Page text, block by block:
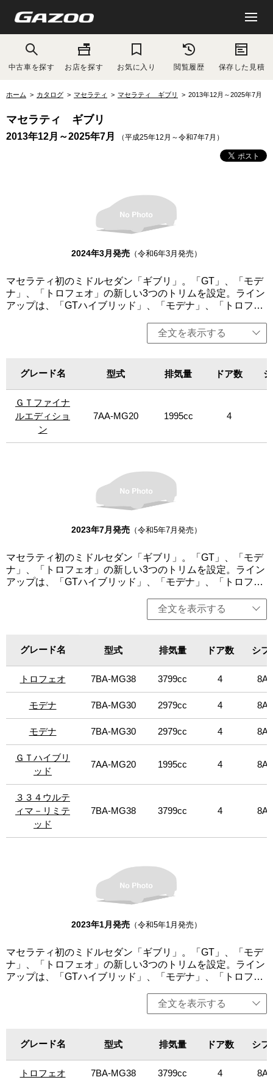
中古車を探す お店を探す お気に入り 閲覧履歴 保存した見積
ホーム カタログ マセラティ マセラティ ギブリ 2013年12月～2025年7月
マセラティ ギブリ
2013年12月～2025年7月 （平成25年12月～令和7年7月）
2024年3月発売 （令和6年3月発売）
マセラティ初のミドルセダン「ギブリ」。「GT」、「モデ
ナ」、「トロフェオ」の新しい3つのトリムを設定。ライン
アップは、「GTハイブリッド」、「モデナ」、「トロフェ
ガンスを際立たせ、都会的でミニマルなアーバンライフス
タイルを体現。「GTハイブリッド」は、330馬力の4気筒の
AWDを設定し、430馬力のV6エンジンをそれぞれ搭載。
「トロフェオ」は、マセラティの個性である最大限のパフ
ォーマンスを表現。快適性を犠牲にすることなく、しっか
りとパフォーマンスにフォーカスしている。このトリム
は、パッケージ、そして何よりもパフォーマンスの点で最
上位に位置し、580馬力の強力なV8ツインターボエンジン
を搭載。限定車には、上質なイタリア製ナッパレザーを使
ィマ‐リミテッド」（日本導入15台）を設定。今回、生産終
了を記念して限定車「GTファイナルエディション」（日本
特別限定15台）を設定。エクステリアはブラックを基調
に、より一層スポーティーかつラグジュアリーな仕様とな
った。「モデナ」のAWDは左ハンドルのみ、その他は左右
全文を表示する
グレード名
ＧＴファイナ
ルエディショ
ン
グレード名 型式 排気量 ドア数
ＧＴファイナ
ルエディショ
ン
7AA-MG20 1995cc 4
2023年7月発売 （令和5年7月発売）
マセラティ初のミドルセダン「ギブリ」。「GT」、「モデ
ナ」、「トロフェオ」の新しい3つのトリムを設定。ライン
アップは、「GTハイブリッド」、「モデナ」、「トロフェ
ガンスを際立たせ、都会的でミニマルなアーバンライフス
タイルを体現。「GTハイブリッド」は、330馬力の4気筒の
AWDを設定し、430馬力のV6エンジンをそれぞれ搭載。
「トロフェオ」は、マセラティの個性である最大限のパフ
ォーマンスを表現。快適性を犠牲にすることなく、しっか
りとパフォーマンスにフォーカスしている。このトリム
は、パッケージ、そして何よりもパフォーマンスの点で最
上位に位置し、580馬力の強力なV8ツインターボエンジン
を搭載。限定車に、上質なイタリア製ナッパレザーを使用
した特別限定車「GTペッレ イントレッチァータ」を設定。
搭載したセダンの最終モデルとなる限定車「334ウルティ
マ-リミテッド」（日本導入15台）を設定。インテリアで
は、334 Ultimaのロゴがシートにステッチされ、センター
ーラ素材のシートは、ペール・テラコッタとブラックのカ
ラーリングで装飾され、ダッシュボードとコンソールは、
ギブリのスポーティーなコックピットを完璧にまとめ上げ
ている。「モデナ」のAWDは左ハンドルのみ、その他は左
全文を表示する
グレード名
トロフェオ
モデナ
モデナ
ＧＴハイブリ
ッド
３３４ウルテ
ィマ－リミテ
ッド
グレード名 型式 排気量 ドア数 シフ
トロフェオ 7BA-MG38 3799cc 4 8AT
モデナ 7BA-MG30 2979cc 4 8AT
モデナ 7BA-MG30 2979cc 4 8AT
ＧＴハイブリ
ッド
7AA-MG20 1995cc 4 8AT
３３４ウルテ
ィマ－リミテ
ッド
7BA-MG38 3799cc 4 8AT
2023年1月発売 （令和5年1月発売）
マセラティ初のミドルセダン「ギブリ」。「GT」、「モデ
ナ」、「トロフェオ」の新しい3つのトリムを設定。ライン
アップは、「GTハイブリッド」、「モデナ」、「トロフェ
ガンスを際立たせ、都会的でミニマルなアーバンライフス
タイルを体現。「GTハイブリッド」は、330馬力の4気筒の
AWDを設定し、430馬力のV6エンジンをそれぞれ搭載。
「トロフェオ」は、マセラティの個性である最大限のパフ
ォーマンスを表現。快適性を犠牲にすることなく、しっか
りとパフォーマンスにフォーカスしている。このトリム
全文を表示する
グレード名
トロフェオ
グレード名 型式 排気量 ドア数 シフ
トロフェオ 7BA-MG38 3799cc 4 8AT